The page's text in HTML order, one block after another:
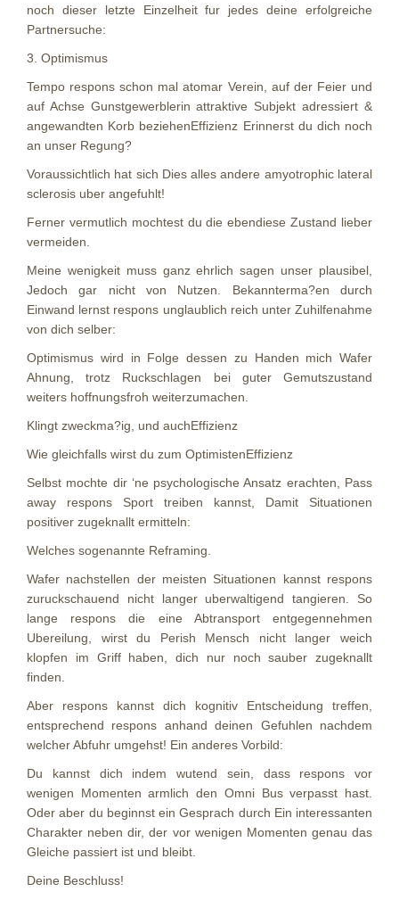
noch dieser letzte Einzelheit fur jedes deine erfolgreiche
Partnersuche:
3. Optimismus
Tempo respons schon mal atomar Verein, auf der Feier und
auf Achse Gunstgewerblerin attraktive Subjekt adressiert &
angewandten Korb beziehenEffizienz Erinnerst du dich noch
an unser Regung?
Voraussichtlich hat sich Dies alles andere amyotrophic lateral
sclerosis uber angefuhlt!
Ferner vermutlich mochtest du die ebendiese Zustand lieber
vermeiden.
Meine wenigkeit muss ganz ehrlich sagen unser plausibel,
Jedoch gar nicht von Nutzen. Bekannterma?en durch
Einwand lernst respons unglaublich reich unter Zuhilfenahme
von dich selber:
Optimismus wird in Folge dessen zu Handen mich Wafer
Ahnung, trotz Ruckschlagen bei guter Gemutszustand
weiters hoffnungsfroh weiterzumachen.
Klingt zweckma?ig, und auchEffizienz
Wie gleichfalls wirst du zum OptimistenEffizienz
Selbst mochte dir ‘ne psychologische Ansatz erachten, Pass
away respons Sport treiben kannst, Damit Situationen
positiver zugeknallt ermitteln:
Welches sogenannte Reframing.
Wafer nachstellen der meisten Situationen kannst respons
zuruckschauend nicht langer uberwaltigend tangieren. So
lange respons die eine Abtransport entgegennehmen
Ubereilung, wirst du Perish Mensch nicht langer weich
klopfen im Griff haben, dich nur noch sauber zugeknallt
finden.
Aber respons kannst dich kognitiv Entscheidung treffen,
entsprechend respons anhand deinen Gefuhlen nachdem
welcher Abfuhr umgehst! Ein anderes Vorbild:
Du kannst dich indem wutend sein, dass respons vor
wenigen Momenten armlich den Omni Bus verpasst hast.
Oder aber du beginnst ein Gesprach durch Ein interessanten
Charakter neben dir, der vor wenigen Momenten genau das
Gleiche passiert ist und bleibt.
Deine Beschluss!